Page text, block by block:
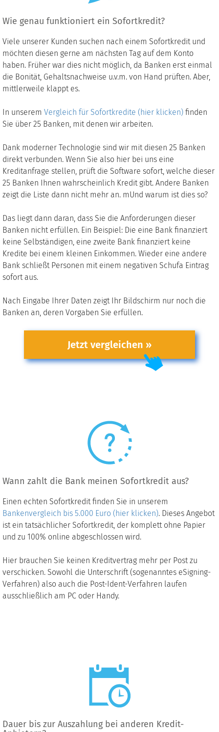
Wie genau funktioniert ein Sofortkredit?
Viele unserer Kunden suchen nach einem Sofortkredit und
möchten diesen gerne am nächsten Tag auf dem Konto
haben. Früher war dies nicht möglich, da Banken erst einmal
die Bonität, Gehaltsnachweise u.v.m. von Hand prüften. Aber,
mittlerweile klappt es.
In unserem Vergleich für Sofortkredite (hier klicken) finden
Sie über 25 Banken, mit denen wir arbeiten.
Dank moderner Technologie sind wir mit diesen 25 Banken
direkt verbunden. Wenn Sie also hier bei uns eine
Kreditanfrage stellen, prüft die Software sofort, welche dieser
25 Banken Ihnen wahrscheinlich Kredit gibt. Andere Banken
zeigt die Liste dann nicht mehr an. mUnd warum ist dies so?
Das liegt dann daran, dass Sie die Anforderungen dieser
Banken nicht erfüllen. Ein Beispiel: Die eine Bank finanziert
keine Selbständigen, eine zweite Bank finanziert keine
Kredite bei einem kleinen Einkommen. Wieder eine andere
Bank schließt Personen mit einem negativen Schufa Eintrag
sofort aus.
Nach Eingabe Ihrer Daten zeigt Ihr Bildschirm nur noch die
Banken an, deren Vorgaben Sie erfüllen.
Jetzt vergleichen »
Wann zahlt die Bank meinen Sofortkredit aus?
Einen echten Sofortkredit finden Sie in unserem
Bankenvergleich bis 5.000 Euro (hier klicken). Dieses Angebot
ist ein tatsächlicher Sofortkredit, der komplett ohne Papier
und zu 100% online abgeschlossen wird.
Hier brauchen Sie keinen Kreditvertrag mehr per Post zu
verschicken. Sowohl die Unterschrift (sogenanntes eSigning-
Verfahren) also auch die Post-Ident-Verfahren laufen
ausschließlich am PC oder Handy.
Dauer bis zur Auszahlung bei anderen Kredit-